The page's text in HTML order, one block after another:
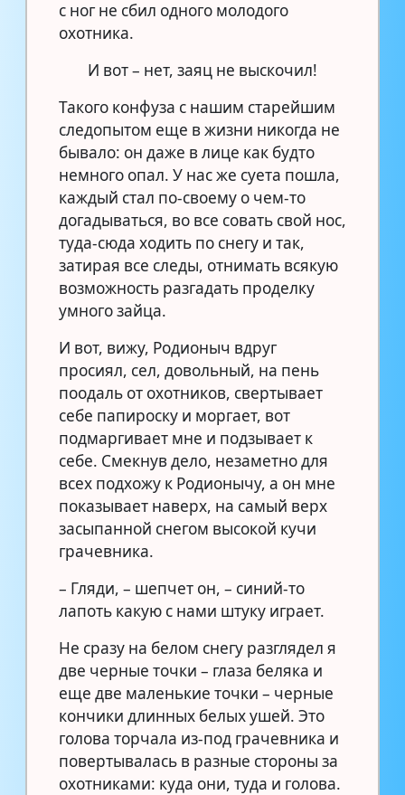
с ног не сбил одного молодого
охотника.
И вот – нет, заяц не выскочил!
Такого конфуза с нашим старейшим
следопытом еще в жизни никогда не
бывало: он даже в лице как будто
немного опал. У нас же суета пошла,
каждый стал по-своему о чем-то
догадываться, во все совать свой нос,
туда-сюда ходить по снегу и так,
затирая все следы, отнимать всякую
возможность разгадать проделку
умного зайца.
И вот, вижу, Родионыч вдруг
просиял, сел, довольный, на пень
поодаль от охотников, свертывает
себе папироску и моргает, вот
подмаргивает мне и подзывает к
себе. Смекнув дело, незаметно для
всех подхожу к Родионычу, а он мне
показывает наверх, на самый верх
засыпанной снегом высокой кучи
грачевника.
– Гляди, – шепчет он, – синий-то
лапоть какую с нами штуку играет.
Не сразу на белом снегу разглядел я
две черные точки – глаза беляка и
еще две маленькие точки – черные
кончики длинных белых ушей. Это
голова торчала из-под грачевника и
повертывалась в разные стороны за
охотниками: куда они, туда и голова.